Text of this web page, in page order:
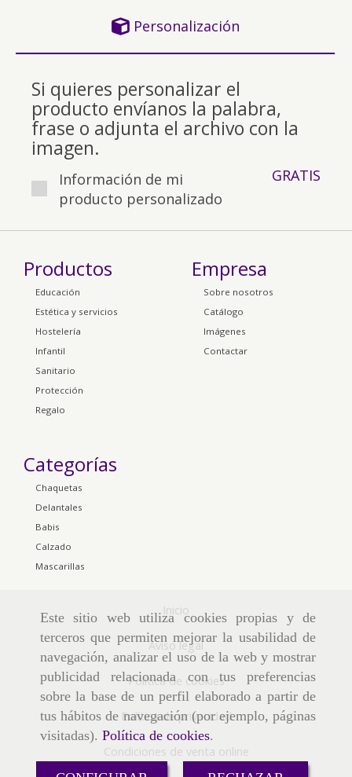
Este sitio web utiliza cookies propias y de
terceros que permiten mejorar la usabilidad de
navegación, analizar el uso de la web y mostrar
publicidad relacionada con tus preferencias
sobre la base de un perfil elaborado a partir de
tus hábitos de navegación (por ejemplo, páginas
visitadas). Política de cookies.
Personalización
Si quieres personalizar el
producto envíanos la palabra,
frase o adjunta el archivo con la
imagen.
Información de mi
producto personalizado
GRATIS
Productos
Educación
Estética y servicios
Hostelería
Infantil
Sanitario
Protección
Regalo
Empresa
Sobre nosotros
Catálogo
Imágenes
Contactar
Categorías
Chaquetas
Delantales
Babis
Calzado
Mascarillas
Inicio
Aviso legal
Política de cookies
Política de privacidad
Condiciones de venta online